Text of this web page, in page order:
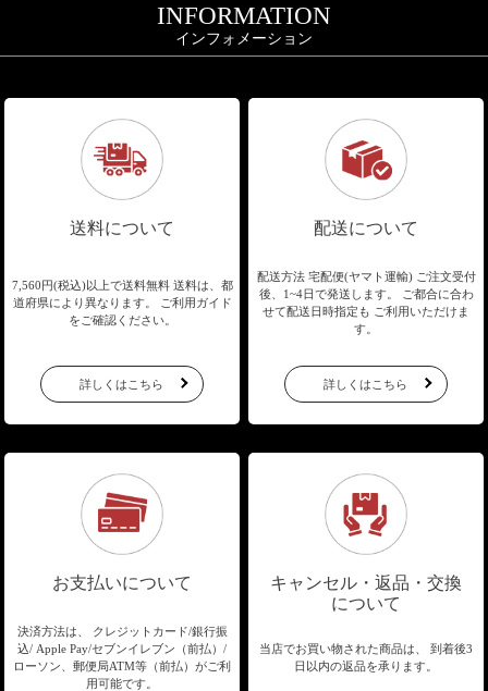
INFORMATION
インフォメーション
送料について
7,560円(税込)以上で送料無料送料は、都
道府県により異なります。
ご利用ガイド
をご確認ください。
詳しくはこちら
配送について
配送方法 宅配便(ヤマト運輸) ご注文受付
後、1~4日で発送します。
ご都合に合わ
せて配送日時指定も ご利用いただけま
す。
詳しくはこちら
お支払いについて
決済方法は、 クレジットカード/銀行振
込/ Apple Pay/セブンイレブン（前払）/
ローソン、郵便局ATM等（前払）がご利
用可能です。
キャンセル・返品・交換
について
当店でお買い物された商品は、
到着後3
日以内の返品を承ります。